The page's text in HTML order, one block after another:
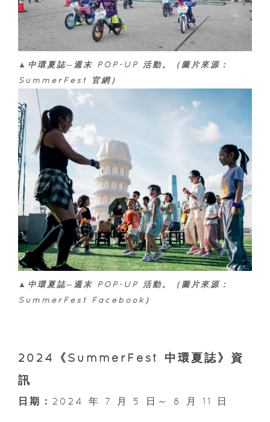
▲中環夏誌─週末 POP-UP 活動。（圖片來源：
SummerFest 官網）
▲中環夏誌─週末 POP-UP 活動。（圖片來源：
SummerFest Facebook）
2024《SummerFest 中環夏誌》資
訊
日期： 2024 年 7 月 5 日～ 8 月 11 日